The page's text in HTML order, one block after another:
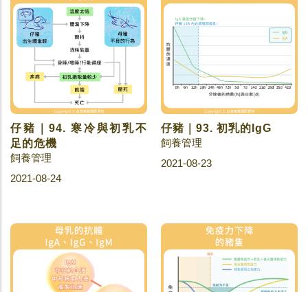
仔豬｜94. 寒冷與初乳不
足的危機
飼養管理
2021-08-24
仔豬｜93. 初乳的IgG
飼養管理
2021-08-23